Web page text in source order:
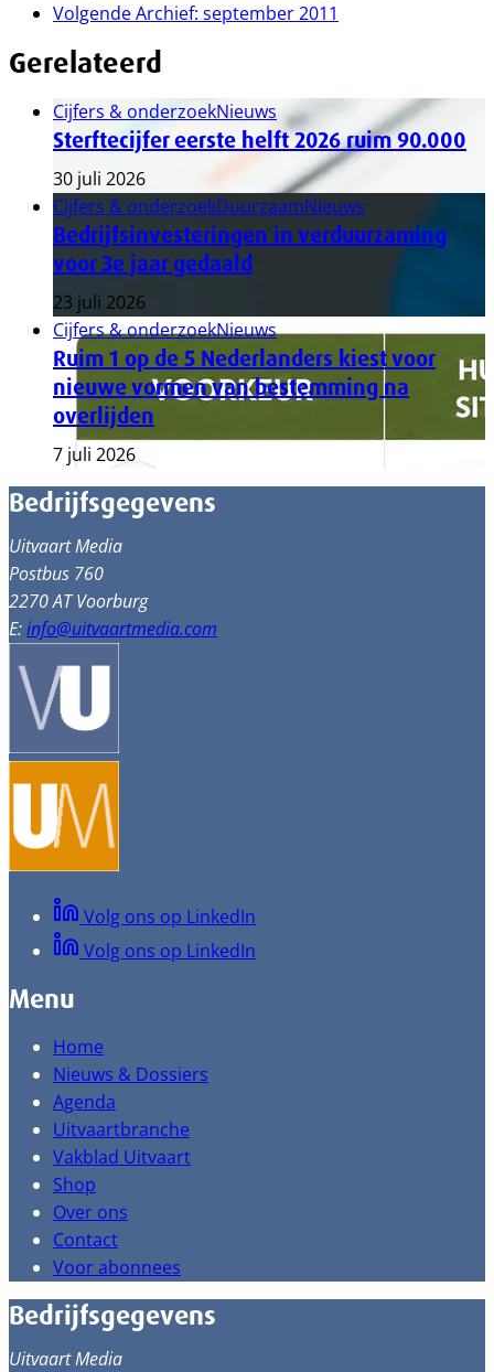
VolgendeArchief: september 2011
Gerelateerd
Cijfers & onderzoekNieuws
Sterftecijfer eerste helft 2026 ruim 90.000
30 juli 2026
Cijfers & onderzoekDuurzaamNieuws
Bedrijfsinvesteringen in verduurzaming
voor 3e jaar gedaald
23 juli 2026
Cijfers & onderzoekNieuws
Ruim 1 op de 5 Nederlanders kiest voor
nieuwe vormen van bestemming na
overlijden
7 juli 2026
Bedrijfsgegevens
Uitvaart Media
Postbus 760
2270 AT Voorburg
E:info@uitvaartmedia.com
Volg ons op LinkedIn
Volg ons op LinkedIn
Menu
Home
Nieuws & Dossiers
Agenda
Uitvaartbranche
Vakblad Uitvaart
Shop
Over ons
Contact
Voor abonnees
Bedrijfsgegevens
Uitvaart Media